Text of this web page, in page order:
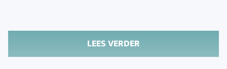
LEES VERDER